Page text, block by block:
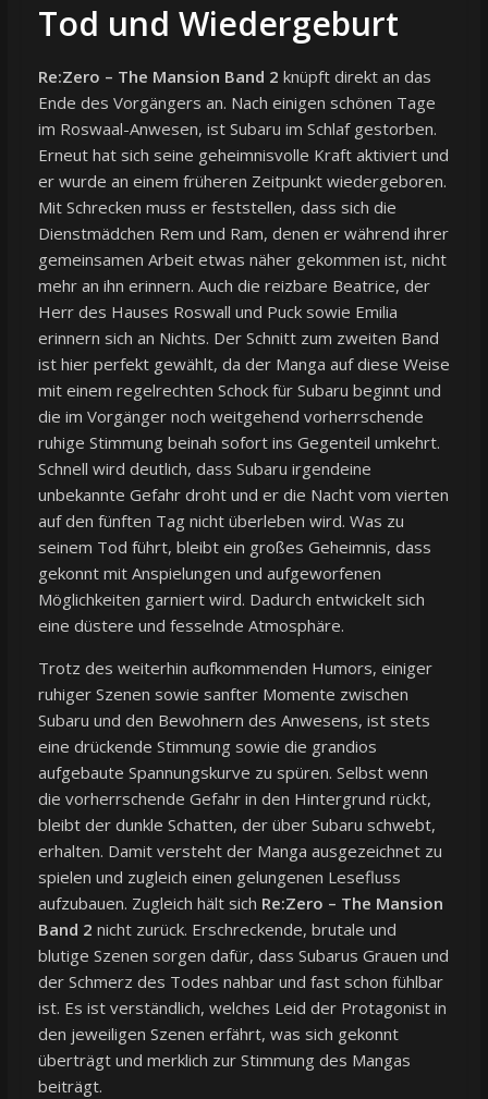
Tod und Wiedergeburt
Re:Zero – The Mansion Band 2 knüpft direkt an das
Ende des Vorgängers an. Nach einigen schönen Tage
im Roswaal-Anwesen, ist Subaru im Schlaf gestorben.
Erneut hat sich seine geheimnisvolle Kraft aktiviert und
er wurde an einem früheren Zeitpunkt wiedergeboren.
Mit Schrecken muss er feststellen, dass sich die
Dienstmädchen Rem und Ram, denen er während ihrer
gemeinsamen Arbeit etwas näher gekommen ist, nicht
mehr an ihn erinnern. Auch die reizbare Beatrice, der
Herr des Hauses Roswall und Puck sowie Emilia
erinnern sich an Nichts. Der Schnitt zum zweiten Band
ist hier perfekt gewählt, da der Manga auf diese Weise
mit einem regelrechten Schock für Subaru beginnt und
die im Vorgänger noch weitgehend vorherrschende
ruhige Stimmung beinah sofort ins Gegenteil umkehrt.
Schnell wird deutlich, dass Subaru irgendeine
unbekannte Gefahr droht und er die Nacht vom vierten
auf den fünften Tag nicht überleben wird. Was zu
seinem Tod führt, bleibt ein großes Geheimnis, dass
gekonnt mit Anspielungen und aufgeworfenen
Möglichkeiten garniert wird. Dadurch entwickelt sich
eine düstere und fesselnde Atmosphäre.
Trotz des weiterhin aufkommenden Humors, einiger
ruhiger Szenen sowie sanfter Momente zwischen
Subaru und den Bewohnern des Anwesens, ist stets
eine drückende Stimmung sowie die grandios
aufgebaute Spannungskurve zu spüren. Selbst wenn
die vorherrschende Gefahr in den Hintergrund rückt,
bleibt der dunkle Schatten, der über Subaru schwebt,
erhalten. Damit versteht der Manga ausgezeichnet zu
spielen und zugleich einen gelungenen Lesefluss
aufzubauen. Zugleich hält sich Re:Zero – The Mansion
Band 2 nicht zurück. Erschreckende, brutale und
blutige Szenen sorgen dafür, dass Subarus Grauen und
der Schmerz des Todes nahbar und fast schon fühlbar
ist. Es ist verständlich, welches Leid der Protagonist in
den jeweiligen Szenen erfährt, was sich gekonnt
überträgt und merklich zur Stimmung des Mangas
beiträgt.